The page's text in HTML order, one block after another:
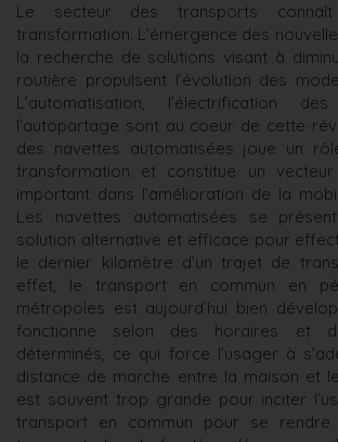
Le secteur des transports
transformation. L’émergence des
la recherche de solutions visant à
routière propulsent l’évolution des
L’automatisation, l’électrification
l’autopartage sont au coeur de cette
des navettes automatisées joue un
transformation et constitue un
important dans l’amélioration de la
Les navettes automatisées se
solution alternative et efficace pour
le dernier kilomètre d’un trajet de
effet, le transport en commun en
métropoles est aujourd’hui bien
fonctionne selon des horaires et
déterminés, ce qui force l’usager à
distance de marche entre la maison et
est souvent trop grande pour inciter
transport en commun pour se